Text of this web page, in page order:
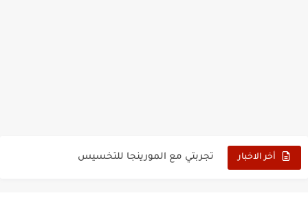
أخر الاخبار تجربتي مع المورينجا للتخسيس